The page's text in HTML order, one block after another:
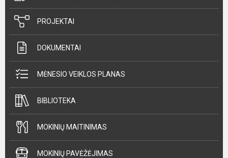
PROJEKTAI
DOKUMENTAI
MĖNESIO VEIKLOS PLANAS
BIBLIOTEKA
MOKINIŲ MAITINIMAS
MOKINIŲ PAVĖŽĖJIMAS